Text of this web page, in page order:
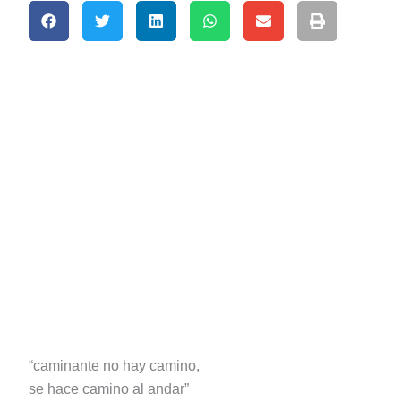
“caminante no hay camino,
se hace camino al andar”